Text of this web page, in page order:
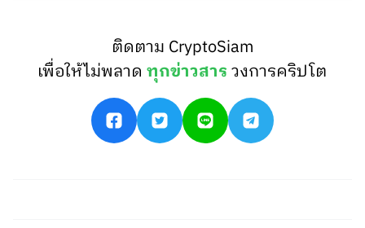
ติดตาม CryptoSiam
เพื่อให้ไม่พลาดทุกข่าวสารวงการคริปโต